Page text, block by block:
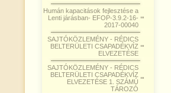
Humán kapacitások fejlesztése a
Lenti járásban- EFOP-3.9.2-16-
2017-00040
SAJTÓKÖZLEMÉNY - RÉDICS
BELTERÜLETI CSAPADÉKVÍZ
ELVEZETÉSE
SAJTÓKÖZLEMÉNY - RÉDICS
BELTERÜLETI CSAPADÉKVÍZ
ELVEZETÉSE 1. SZÁMÚ
TÁROZÓ